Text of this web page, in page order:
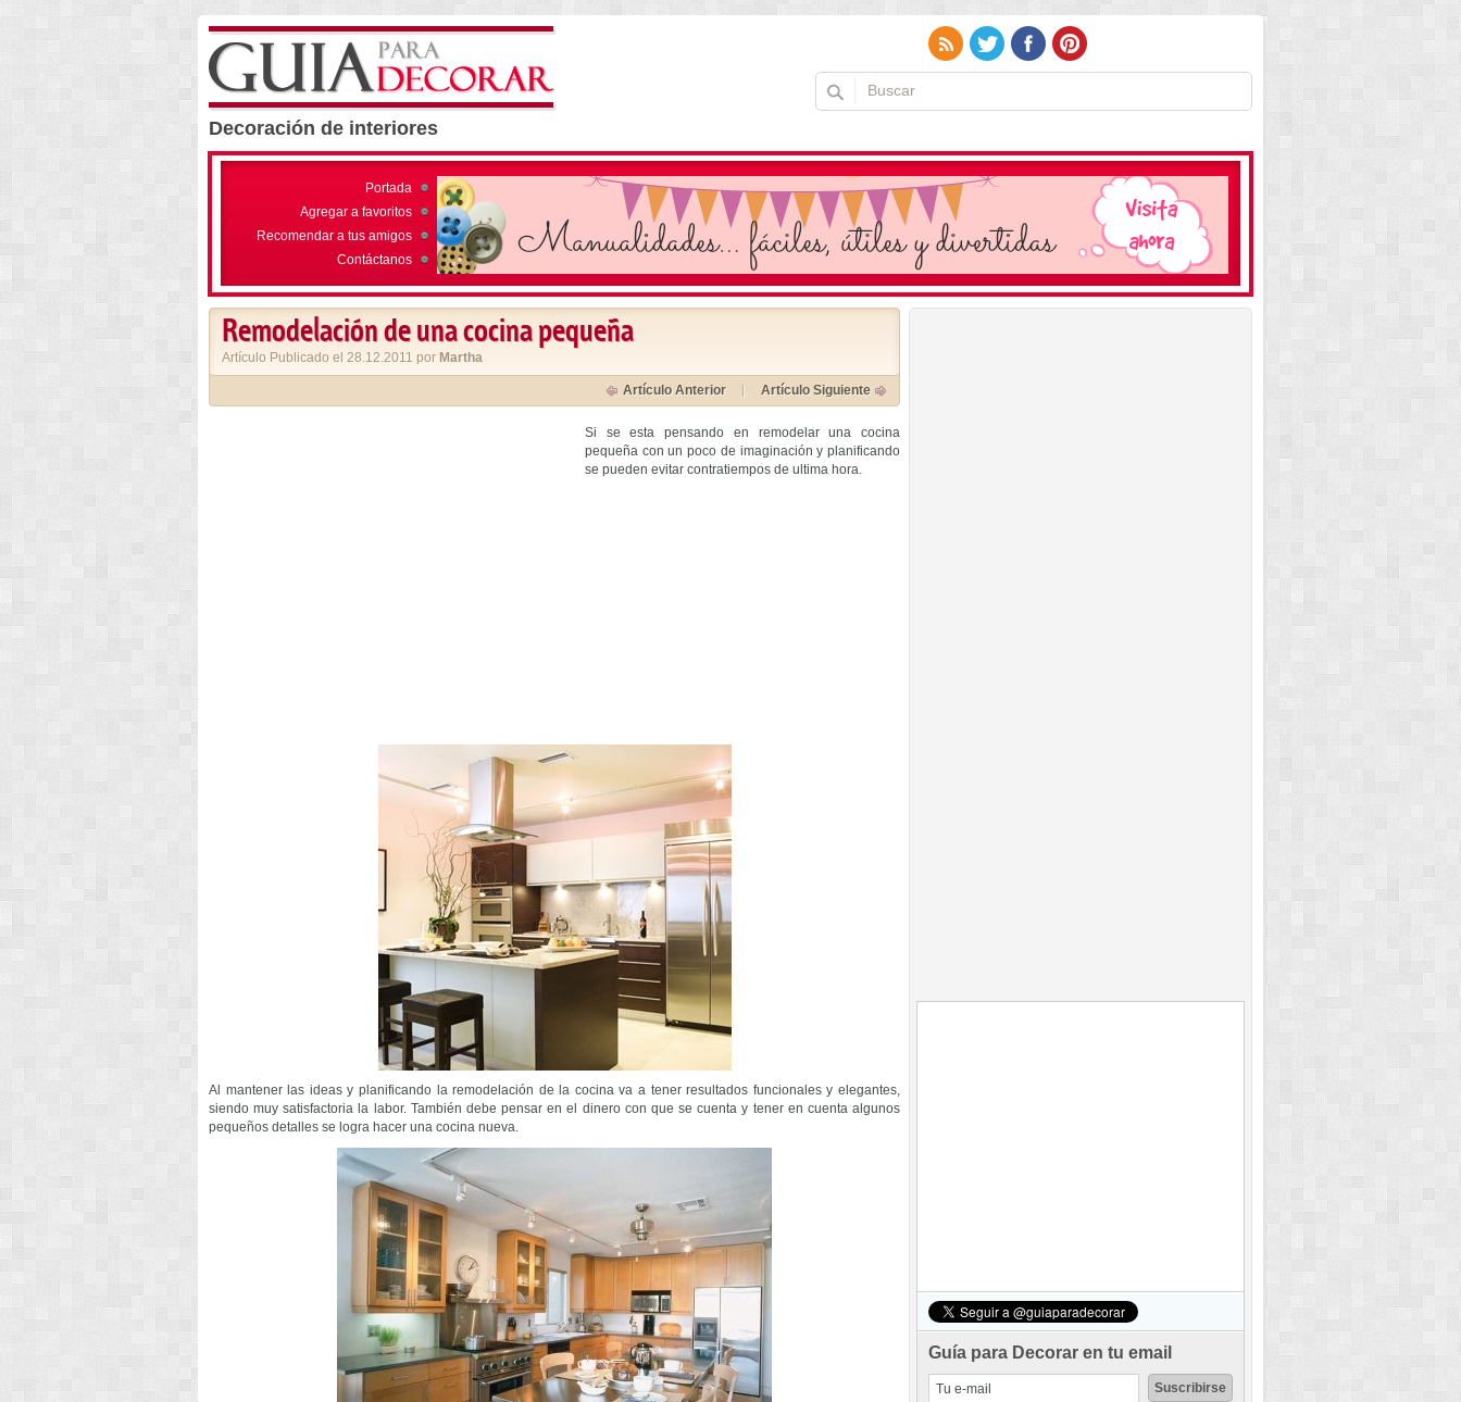
Decoración de interiores
Portada
Agregar a favoritos
Recomendar a tus amigos
Contáctanos
Remodelación de una cocina pequeña
Artículo Publicado el 28.12.2011 por Martha
Artículo Anterior Artículo Siguiente
Si se esta pensando en remodelar una cocina
pequeña con un poco de imaginación y planificando
se pueden evitar contratiempos de ultima hora.
Al mantener las ideas y planificando la remodelación de la cocina va a tener resultados funcionales y elegantes,
siendo muy satisfactoria la labor. También debe pensar en el dinero con que se cuenta y tener en cuenta algunos
pequeños detalles se logra hacer una cocina nueva.
Guía para Decorar en tu email